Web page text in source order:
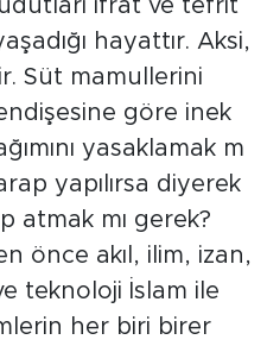
ifrat ve tefrit
hayattır. Aksi,
Süt mamullerini
göre inek
yasaklamak m
yapılırsa diyerek
atmak mı gerek?
önce akıl, ilim, izan,
teknoloji İslam ile